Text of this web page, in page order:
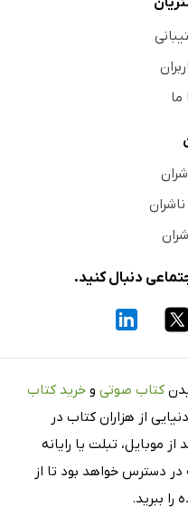
دنبال کنید.
کتاب صوتی و خرید کتاب
از هزاران کتاب در
موبایل، تبلت یا رایانه
در دسترس خواهد بود تا از
را ببرید.